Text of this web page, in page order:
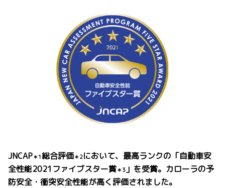
JNCAP＊1総合評価＊2において、最高ランクの「自動車安
全性能2021ファイブスター賞＊3 」を受賞。カローラの予
防安全・衝突安全性能が高く評価されました。